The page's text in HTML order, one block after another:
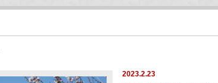
2023.2.23